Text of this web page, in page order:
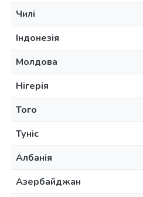
Чилі
Індонезія
Молдова
Нігерія
Того
Туніс
Албанія
Азербайджан